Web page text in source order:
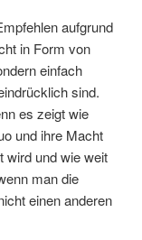
aufgrund
in Form von
einfach
sind.
es zeigt wie
und ihre Macht
wird und wie weit
man die
einen anderen